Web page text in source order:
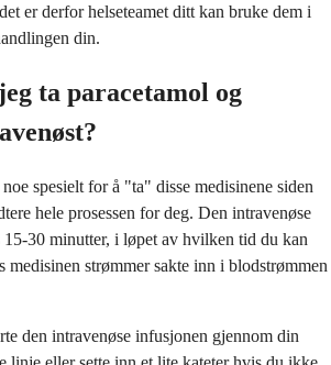
er derfor helseteamet ditt kan bruke dem i
din.
ta paracetamol og
spesielt for å "ta" disse medisinene siden
hele prosessen for deg. Den intravenøse
30 minutter, i løpet av hvilken tid du kan
medisinen strømmer sakte inn i blodstrømmen
den intravenøse infusjonen gjennom din